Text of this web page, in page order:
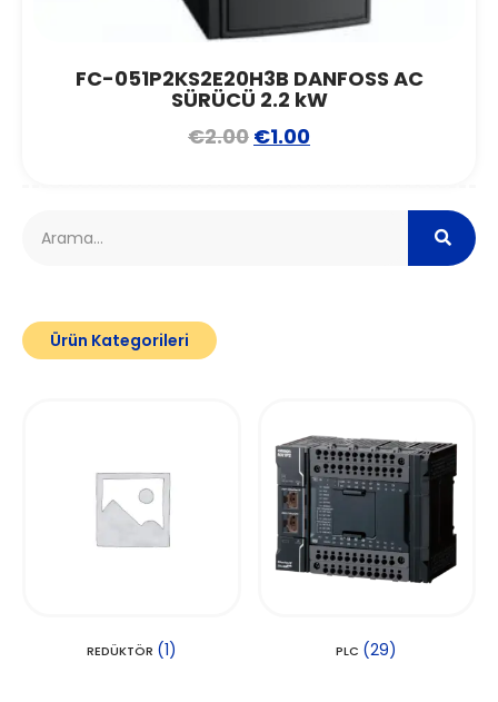
FC-051P2KS2E20H3B DANFOSS AC
SÜRÜCÜ 2.2 kW
€2.00 €1.00
Ürün Kategorileri
REDÜKTÖR (1) PLC (29)